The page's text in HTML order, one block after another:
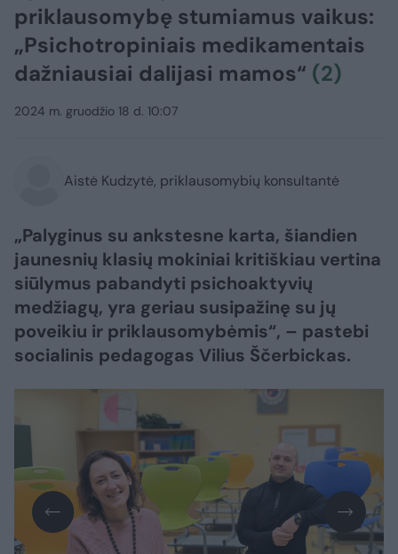
priklausomybę stumiamus vaikus:
„Psichotropiniais medikamentais
dažniausiai dalijasi mamos“ (2)
2024 m. gruodžio 18 d. 10:07
Aistė Kudzytė, priklausomybių konsultantė
„Palyginus su ankstesne karta, šiandien
jaunesnių klasių mokiniai kritiškiau vertina
siūlymus pabandyti psichoaktyvių
medžiagų, yra geriau susipažinę su jų
poveikiu ir priklausomybėmis“, – pastebi
socialinis pedagogas Vilius Ščerbickas.